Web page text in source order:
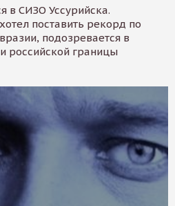
в СИЗО Уссурийска.
поставить рекорд по
подозревается в
российской границы